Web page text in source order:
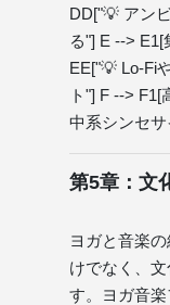
DD["💡 アン
る"] E -->
EE["💡 Lo-Fi
ト"] F -->
中系シンセ
第5章：文
ヨガと音楽
けでなく、
す。ヨガ音